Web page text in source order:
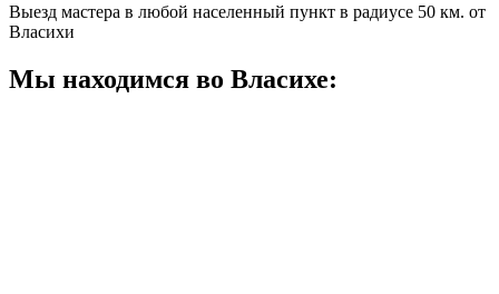
Выезд мастера в любой населенный пункт в радиусе 50 км. от
Власихи
Мы находимся во Власихе: